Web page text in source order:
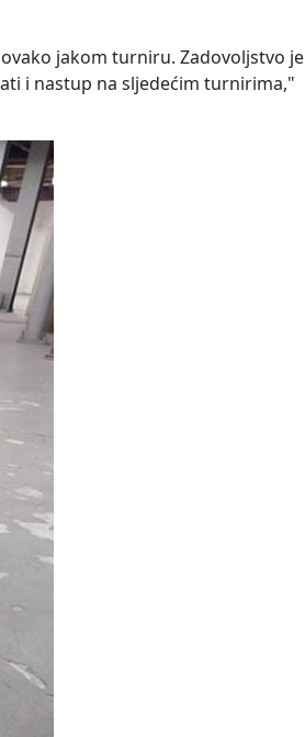
jakom turniru. Zadovoljstvo je
i nastup na sljedećim turnirima,"